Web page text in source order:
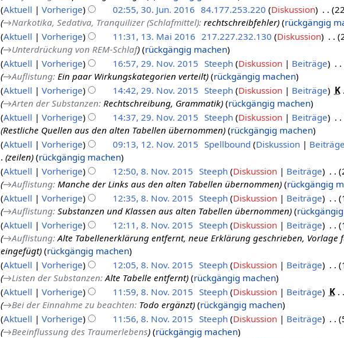
Aktuell Vorherige 02:55, 30. Jun. 2016 84.177.253.220 Diskussion
→Narkotika, Sedativa, Tranquilizer (Schlafmittel): rechtschreibfehler rückgängig
Aktuell Vorherige 11:31, 13. Mai 2016 217.227.232.130 Diskussion
→Unterdrückung von REM-Schlaf rückgängig machen
Aktuell Vorherige 16:57, 29. Nov. 2015 Steeph Diskussion Beiträge
→Auflistung: Ein paar Wirkungskategorien verteilt
rückgängig machen
Aktuell
Vorherige 14:42, 29. Nov. 2015 Steeph Diskussion Beiträge K
→Arten der Substanzen: Rechtschreibung, Grammatik
rückgängig machen
Aktuell
Vorherige 14:37, 29. Nov. 2015 Steeph Diskussion Beiträge
Restliche Quellen aus den alten Tabellen übernommen
rückgängig machen
Aktuell Vorherige 09:13, 12. Nov. 2015 Spellbound Diskussion Beiträge
zeilen
rückgängig machen
Aktuell Vorherige 12:50, 8. Nov. 2015 Steeph Diskussion Beiträge
→Auflistung: Manche der Links aus den alten Tabellen übernommen
rückgängig
Aktuell
Vorherige 12:35, 8. Nov. 2015 Steeph Diskussion Beiträge
→Auflistung: Substanzen und Klassen aus alten Tabellen übernommen
Aktuell
Vorherige 12:11, 8. Nov. 2015 Steeph Diskussion Beiträge
→Auflistung: Alte Tabellenerklärung entfernt, neue Erklärung geschrieben, Vorlage
eingefügt
rückgängig machen
Aktuell
Vorherige 12:05, 8. Nov. 2015 Steeph Diskussion Beiträge
→Listen der Substanzen: Alte Tabelle entfernt
rückgängig machen
Aktuell
Vorherige 11:59, 8. Nov. 2015 Steeph Diskussion Beiträge K
→Bei der Einnahme zu beachten: Todo ergänzt
rückgängig machen
Aktuell
Vorherige 11:56, 8. Nov. 2015 Steeph Diskussion Beiträge
→Beeinflussung des Traumerlebens
rückgängig machen